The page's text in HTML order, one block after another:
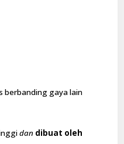
berbanding gaya lain
dan dibuat oleh